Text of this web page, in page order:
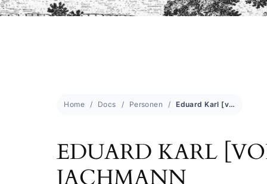
Home Docs Personen Eduard Karl [von] Jachmann
EDUARD KARL
JACHMANN